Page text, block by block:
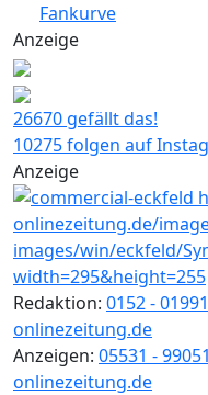
Fankurve
Anzeige
26670 gefällt das!
10275 folgen auf
Anzeige
Redaktion: 0152 -
onlinezeitung.de
Anzeigen: 05531 -
onlinezeitung.de